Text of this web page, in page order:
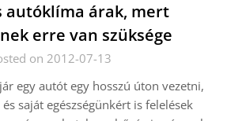
autóklíma árak, mert
erre van szüksége
on 2012-07-13
egy autót egy hosszú úton vezetni,
saját egészségünkért is felelések